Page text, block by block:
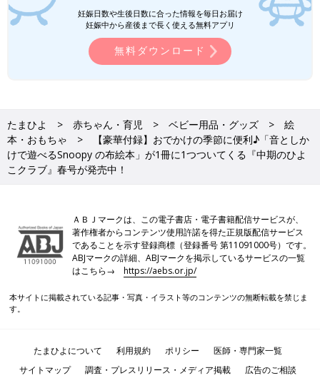
妊娠日数や生後日数に合った情報を毎日お届け
妊娠中から産後まで長く使える無料アプリ
無料ダウンロード
たまひよ 赤ちゃん・育児 ベビー用品・グッズ
絵
本・おもちゃ
【豪華付録】おでかけの季節に便利♪「音としか
けで遊べるSnoopy の布絵本」が1冊に1つついてくる『中期のひよ
こクラブ』春号が発売中！
ＡＢＪマークは、この電子書店・電子書籍配信サービスが、
著作権者からコンテンツ使用許諾を得た正規版配信サービス
であることを示す登録商標（登録番号 第11091000号）です。
ABJマークの詳細、ABJマークを掲示しているサービスの一覧
はこちら→https://aebs.or.jp/
本サイトに掲載されている記事・写真・イラスト等のコンテンツの無断転載を禁じま
す。
たまひよについて 利用規約 ポリシー
医師・専門家一覧
サイトマップ
調査・プレスリリース・メディア掲載 広告のご相談